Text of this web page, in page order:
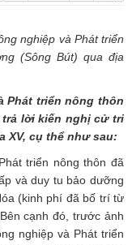
nghiệp và Phát triển
(Sông Bút) qua địa
Phát triển nông thôn
trả lời kiến nghị cử tri
XV, cụ thể như sau:
triển nông thôn đã
và duy tu bảo dưỡng
(kinh phí đã bố trí từ
cạnh đó, trước ảnh
nghiệp và Phát triển